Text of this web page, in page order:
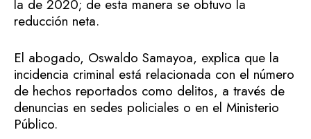
la de 2020; de esta manera se obtuvo la
reducción neta.
El abogado, Oswaldo Samayoa, explica que la
incidencia criminal está relacionada con el número
de hechos reportados como delitos, a través de
denuncias en sedes policiales o en el Ministerio
Público.